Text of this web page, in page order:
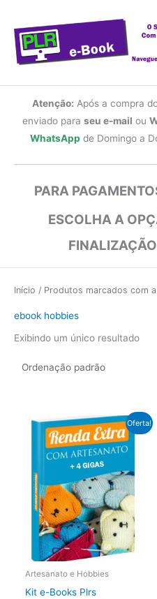
conteúdo
Atenção: Após a compra
enviado para seu e-mail ou
WhatsApp de Domingo a
PARA
ESCOLHA A
Início / Produtos marcados com
ebook hobbies
Exibindo um único resultado
Oferta!
Artesanato e Hobbies
Kit e-Books Plrs